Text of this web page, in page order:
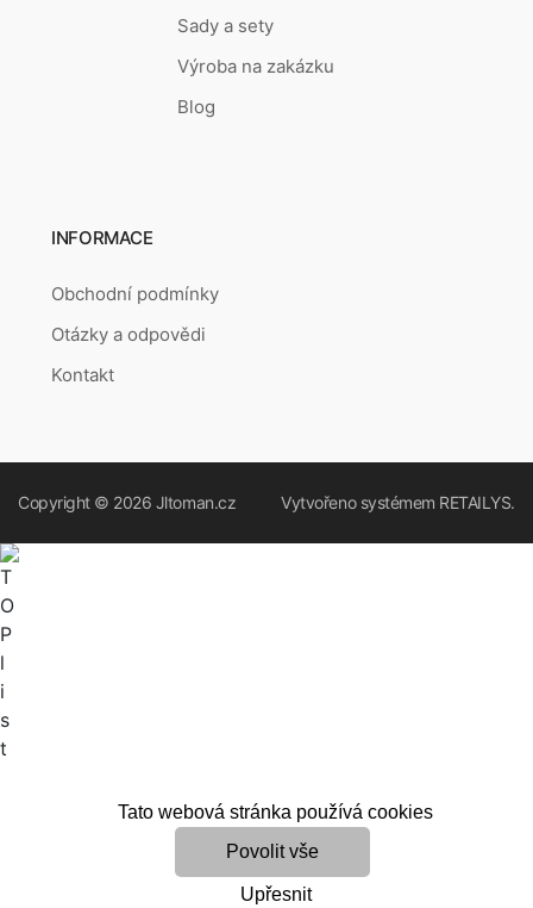
Sady a sety
Výroba na zakázku
Blog
INFORMACE
Obchodní podmínky
Otázky a odpovědi
Kontakt
Copyright © 2026 Jltoman.cz Vytvořeno systémem RETAILYS.
Tato webová stránka používá cookies
Povolit vše
Upřesnit